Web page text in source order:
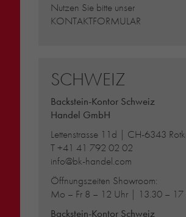
Nutzen Sie bitte unser
KONTAKTFORMULAR
SCHWEIZ
Backstein-Kontor Schweiz
Handel GmbH
Lettenstrasse 11d | CH-6343
T+41 41 792 02 02
info@bk-handel.com
Öffnungszeiten Showroom:
Mo – Fr 8 – 12 Uhr | 13.30 – 17
Backstein-Kontor Schweiz